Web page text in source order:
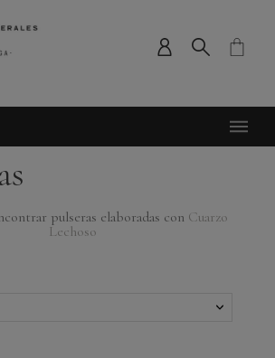
pulseras elaboradas con Cuarzo
Lechoso